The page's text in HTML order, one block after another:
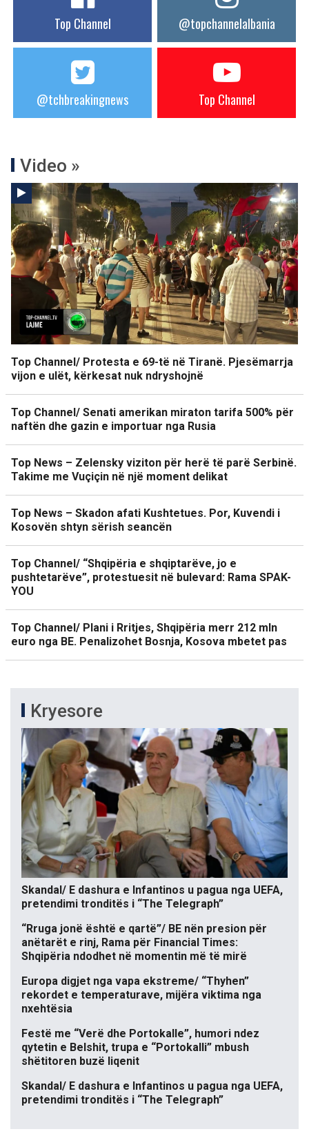
Top Channel @topchannelalbania
@tchbreakingnews Top Channel
Video »
Top Channel/ Protesta e 69-të në Tiranë. Pjesëmarrja
vijon e ulët, kërkesat nuk ndryshojnë
Top Channel/ Senati amerikan miraton tarifa 500% për
naftën dhe gazin e importuar nga Rusia
Top News – Zelensky viziton për herë të parë Serbinë.
Takime me Vuçiçin në një moment delikat
Top News – Skadon afati Kushtetues. Por, Kuvendi i
Kosovën shtyn sërish seancën
Top Channel/ “Shqipëria e shqiptarëve, jo e
pushtetarëve”, protestuesit në bulevard: Rama SPAK-
YOU
Top Channel/ Plani i Rritjes, Shqipëria merr 212 mln
euro nga BE. Penalizohet Bosnja, Kosova mbetet pas
Kryesore
Skandal/ E dashura e Infantinos u pagua nga UEFA,
pretendimi tronditës i “The Telegraph”
“Rruga jonë është e qartë”/ BE nën presion për
anëtarët e rinj, Rama për Financial Times:
Shqipëria ndodhet në momentin më të mirë
Europa digjet nga vapa ekstreme/ “Thyhen”
rekordet e temperaturave, mijëra viktima nga
nxehtësia
Festë me “Verë dhe Portokalle”, humori ndez
qytetin e Belshit, trupa e “Portokalli” mbush
shëtitoren buzë liqenit
Skandal/ E dashura e Infantinos u pagua nga UEFA,
pretendimi tronditës i “The Telegraph”